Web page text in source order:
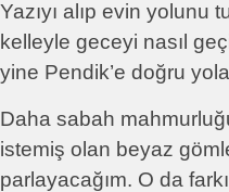
Yazıyı alıp evin yolunu
kelleyle geceyi nasıl
yine Pendik’e doğru yola
Daha sabah
istemiş olan beyaz
parlayacağım. O da